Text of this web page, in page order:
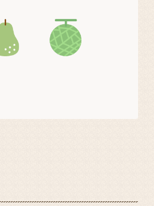
6 アイコン7